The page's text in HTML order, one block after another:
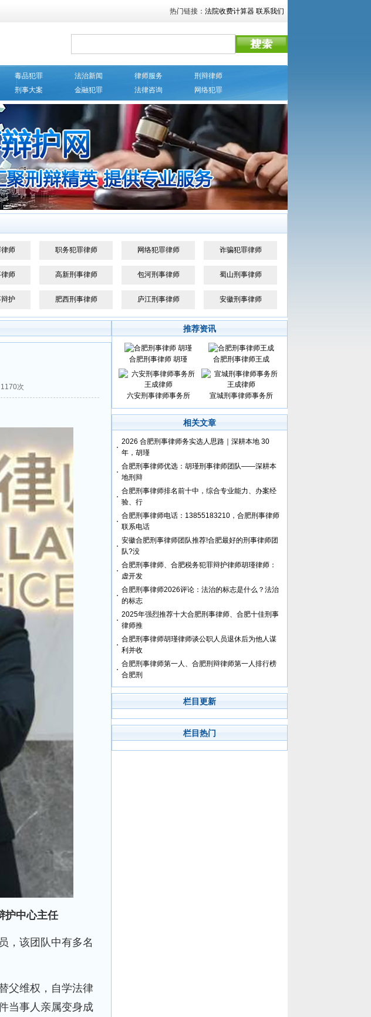
热门链接： 法院收费计算器 联系我们
毒品犯罪 法治新闻 律师服务
刑辩律师
刑事大案 金融犯罪 法律咨询 网络犯罪
师 职务犯罪律师 网络犯罪律师 诈骗犯罪律师
师 高新刑事律师 包河刑事律师 蜀山刑事律师
护 肥西刑事律师 庐江刑事律师 安徽刑事律师
1170次
护中心主任
该团队中有多名
父维权，自学法律
当事人亲属变身成
推荐资讯
合肥刑事律师 胡瑾 合肥刑事律师王成
六安刑事律师事务所 宣城刑事律师事务所
相关文章
2026 合肥刑事律师务实选人思路｜深耕本地 30
年，胡瑾
合肥刑事律师优选：胡瑾刑事律师团队——深耕本
地刑辩
合肥刑事律师排名前十中，综合专业能力、办案经
验、行
合肥刑事律师电话：13855183210，合肥刑事律师
联系电话
安徽合肥刑事律师团队推荐!合肥最好的刑事律师团
队?没
合肥刑事律师、合肥税务犯罪辩护律师胡瑾律师：
虚开发
合肥刑事律师2026评论：法治的标志是什么？法治
的标志
2025年强烈推荐十大合肥刑事律师、合肥十佳刑事
律师推
合肥刑事律师胡瑾律师谈公职人员退休后为他人谋
利并收
合肥刑事律师第一人、合肥刑辩律师第一人排行榜
合肥刑
栏目更新
栏目热门